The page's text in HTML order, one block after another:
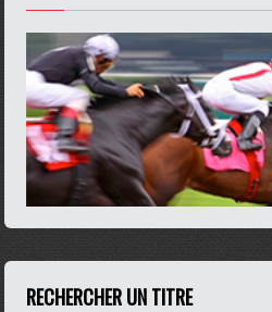
RECHERCHER UN TITRE